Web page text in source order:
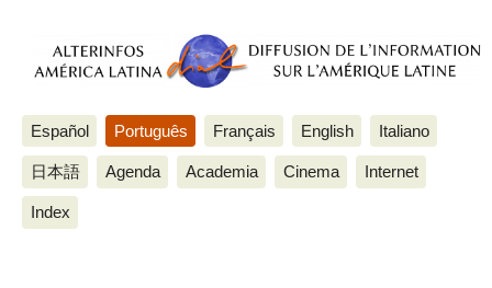
Español Português Français English Italiano
日本語 Agenda Academia Cinema Internet
Index